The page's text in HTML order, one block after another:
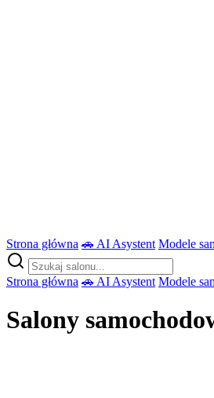
Strona główna 🚗 AI Asystent Modele
Strona główna 🚗 AI Asystent Modele
Salony